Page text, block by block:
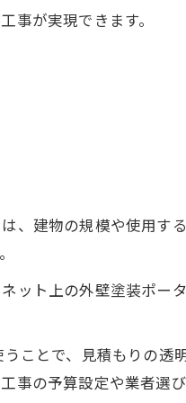
事が実現できます。
、建物の規模や使用す
ット上の外壁塗装ポー
ことで、見積もりの透
事の予算設定や業者選